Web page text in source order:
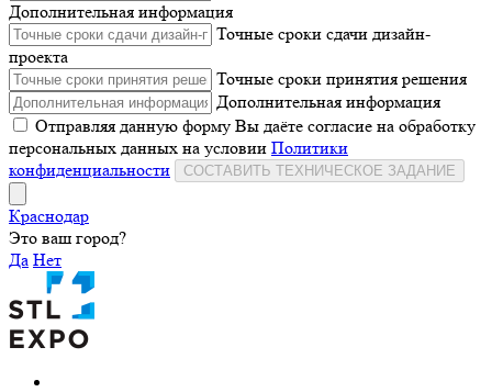
Дополнительная информация
Точные сроки сдачи дизайн-
проекта
Точные сроки принятия решения
Дополнительная информация
Отправляя данную форму Вы даёте согласие на обработку
персональных данных на условии Политики
конфиденциальности
СОСТАВИТЬ ТЕХНИЧЕСКОЕ ЗАДАНИЕ
Краснодар
Это ваш город?
Да Нет